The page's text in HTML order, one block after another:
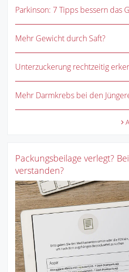
Parkinson: 7 Tipps bessern das
Mehr Gewicht durch Saft?
Unterzuckerung rechtzeitig
Mehr Darmkrebs bei den
Packungsbeilage verlegt?
verstanden?